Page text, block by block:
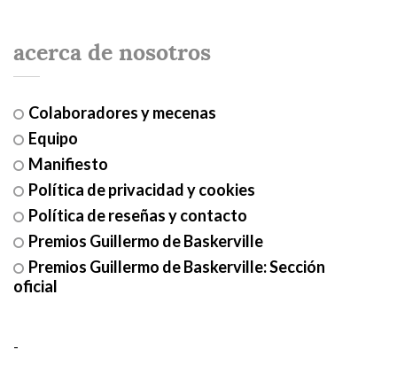
acerca de nosotros
Colaboradores y mecenas
Equipo
Manifiesto
Política de privacidad y cookies
Política de reseñas y contacto
Premios Guillermo de Baskerville
Premios Guillermo de Baskerville: Sección
oficial
-